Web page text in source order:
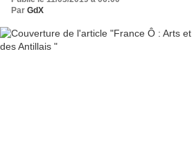
Par GdX